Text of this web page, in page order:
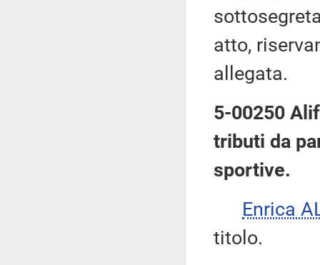
atto,
allegata.
5-00250
tributi da
sportive.
Enrica
titolo.